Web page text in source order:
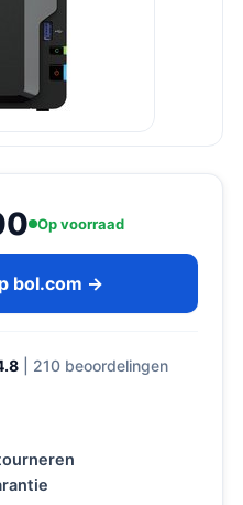
Op voorraad
bol.com →
| 210 beoordelingen